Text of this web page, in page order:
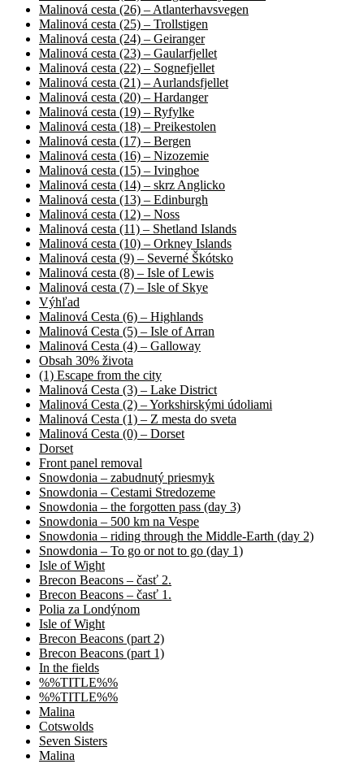
Malinová cesta (26) – Atlanterhavsvegen
Malinová cesta (25) – Trollstigen
Malinová cesta (24) – Geiranger
Malinová cesta (23) – Gaularfjellet
Malinová cesta (22) – Sognefjellet
Malinová cesta (21) – Aurlandsfjellet
Malinová cesta (20) – Hardanger
Malinová cesta (19) – Ryfylke
Malinová cesta (18) – Preikestolen
Malinová cesta (17) – Bergen
Malinová cesta (16) – Nizozemie
Malinová cesta (15) – Ivinghoe
Malinová cesta (14) – skrz Anglicko
Malinová cesta (13) – Edinburgh
Malinová cesta (12) – Noss
Malinová cesta (11) – Shetland Islands
Malinová cesta (10) – Orkney Islands
Malinová cesta (9) – Severné Škótsko
Malinová cesta (8) – Isle of Lewis
Malinová cesta (7) – Isle of Skye
Výhľad
Malinová Cesta (6) – Highlands
Malinová Cesta (5) – Isle of Arran
Malinová Cesta (4) – Galloway
Obsah 30% života
(1) Escape from the city
Malinová Cesta (3) – Lake District
Malinová Cesta (2) – Yorkshirskými údoliami
Malinová Cesta (1) – Z mesta do sveta
Malinová Cesta (0) – Dorset
Dorset
Front panel removal
Snowdonia – zabudnutý priesmyk
Snowdonia – Cestami Stredozeme
Snowdonia – the forgotten pass (day 3)
Snowdonia – 500 km na Vespe
Snowdonia – riding through the Middle-Earth (day 2)
Snowdonia – To go or not to go (day 1)
Isle of Wight
Brecon Beacons – časť 2.
Brecon Beacons – časť 1.
Polia za Londýnom
Isle of Wight
Brecon Beacons (part 2)
Brecon Beacons (part 1)
In the fields
%%TITLE%%
%%TITLE%%
Malina
Cotswolds
Seven Sisters
Malina